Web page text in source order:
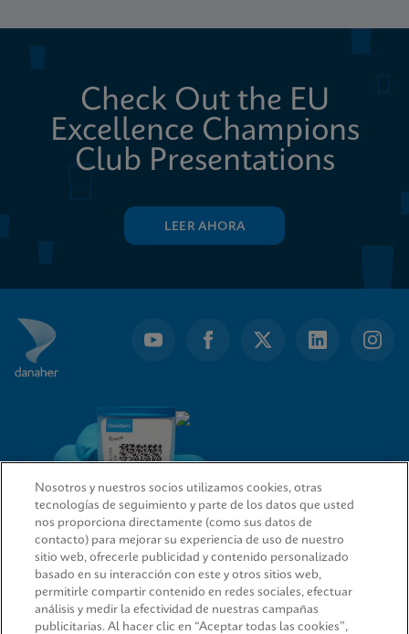
Check Out the EU
Excellence Champions
Club Presentations
LEER AHORA
ENLACES RÁPIDOS
Nosotros y nuestros socios utilizamos cookies, otras
tecnologías de seguimiento y parte de los datos que usted
nos proporciona directamente (como sus datos de
contacto) para mejorar su experiencia de uso de nuestro
sitio web, ofrecerle publicidad y contenido personalizado
basado en su interacción con este y otros sitios web,
permitirle compartir contenido en redes sociales, efectuar
análisis y medir la efectividad de nuestras campañas
publicitarias. Al hacer clic en “Aceptar todas las cookies”,